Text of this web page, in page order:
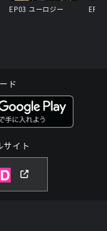
EP03 ユーロジー
ド
イト